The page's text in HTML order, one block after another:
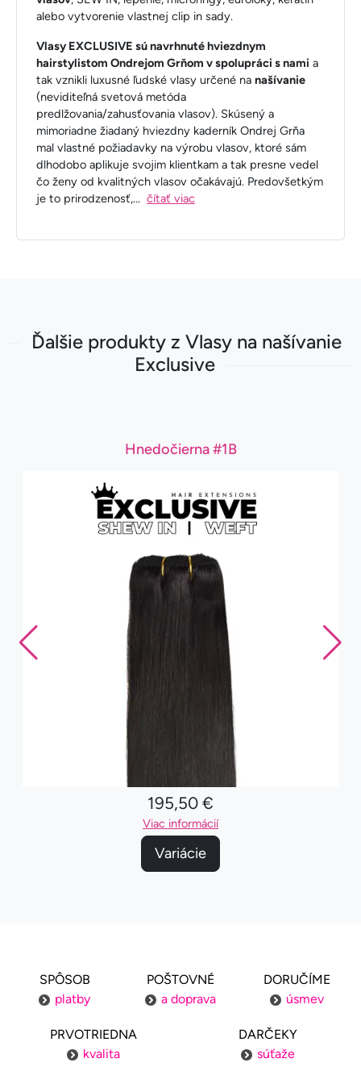
alebo vytvorenie vlastnej clip in sady.
Vlasy EXCLUSIVE sú navrhnuté hviezdnym
hairstylistom Ondrejom Grňom v spolupráci s nami a
tak vznikli luxusné ľudské vlasy určené na našívanie
(neviditeľná svetová metóda
predlžovania/zahusťovania vlasov). Skúsený a
mimoriadne žiadaný hviezdny kaderník Ondrej Grňa
mal vlastné požiadavky na výrobu vlasov, ktoré sám
dlhodobo aplikuje svojim klientkam a tak presne vedel
čo ženy od kvalitných vlasov očakávajú. Predovšetkým
je to prirodzenosť,... čítať viac
Ďalšie produkty z Vlasy na našívanie
Exclusive
Hnedočierna #1B
195,50 €
Viac informácií
Variácie
SPÔSOB
platby
POŠTOVNÉ
a doprava
DORUČÍME
úsmev
PRVOTRIEDNA
kvalita
DARČEKY
súťaže